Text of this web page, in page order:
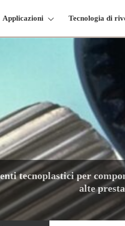
Applicazioni Tecnologia di
Rivestimenti